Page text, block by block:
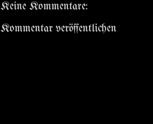
Keine Kommentare:
Kommentar veröffentlichen